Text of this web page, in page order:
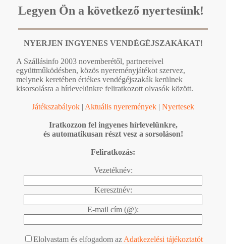
Legyen Ön a következő nyertesünk!
NYERJEN INGYENES VENDÉGÉJSZAKÁKAT!
A Szállásinfo 2003 novemberétől, partnereivel
együttműködésben, közös nyereményjátékot szervez,
melynek keretében értékes vendégéjszakák kerülnek
kisorsolásra a hírlevelünkre feliratkozott olvasók között.
Játékszabályok | Aktuális nyeremények | Nyertesek
Iratkozzon fel ingyenes hírlevelünkre,
és automatikusan részt vesz a sorsoláson!
Feliratkozás:
Vezetéknév:
Keresztnév:
E-mail cím (@):
Elolvastam és elfogadom az Adatkezelési tájékoztatót